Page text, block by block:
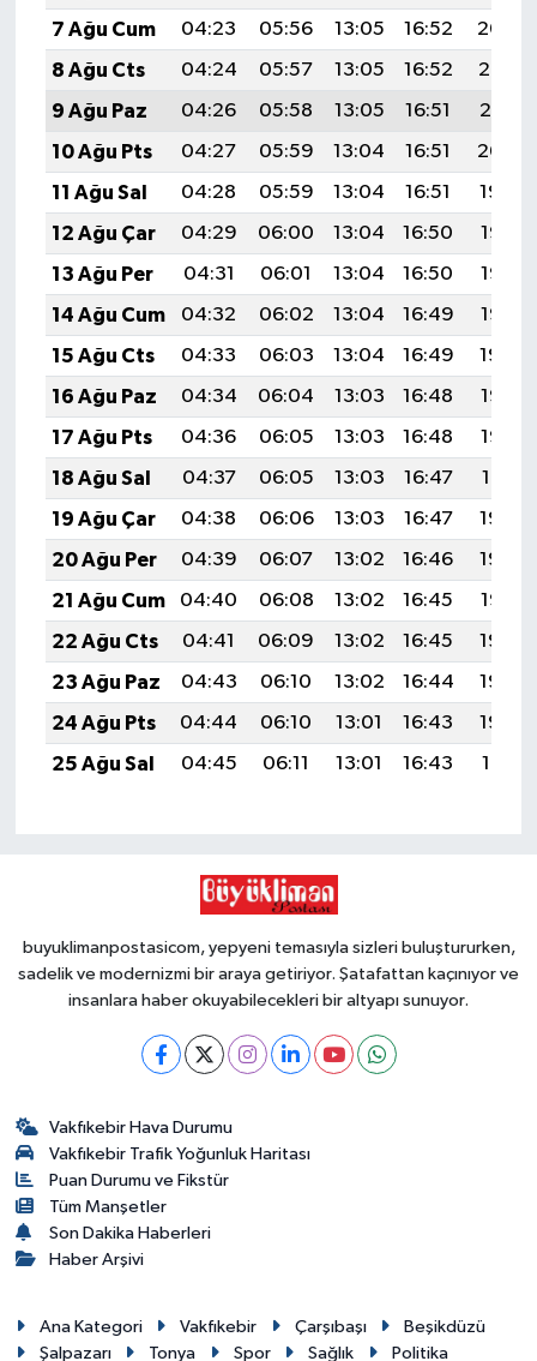
7 Ağu Cum
04:23 05:56 13:05 16:52
20:04
8 Ağu Cts
04:24 05:57 13:05 16:52
20:02
9 Ağu Paz
04:26 05:58 13:05 16:51
20:01
10 Ağu Pts
04:27 05:59 13:04 16:51
20:00
11 Ağu Sal
04:28 05:59 13:04 16:51
19:59
12 Ağu Çar
04:29 06:00 13:04 16:50
19:58
13 Ağu Per
04:31 06:01 13:04 16:50
19:57
14 Ağu Cum
04:32 06:02 13:04 16:49
19:56
15 Ağu Cts
04:33 06:03 13:04 16:49
19:54
16 Ağu Paz
04:34 06:04 13:03 16:48
19:53
17 Ağu Pts
04:36 06:05 13:03 16:48
19:52
18 Ağu Sal
04:37 06:05 13:03 16:47
19:51
19 Ağu Çar
04:38 06:06 13:03 16:47
19:49
20 Ağu Per
04:39 06:07 13:02 16:46
19:48
21 Ağu Cum
04:40 06:08 13:02 16:45
19:47
22 Ağu Cts
04:41 06:09 13:02 16:45
19:45
23 Ağu Paz
04:43 06:10 13:02 16:44
19:44
24 Ağu Pts
04:44 06:10 13:01 16:43
19:43
25 Ağu Sal
04:45 06:11 13:01 16:43 19:41
buyuklimanpostasicom, yepyeni temasıyla sizleri buluştururken,
sadelik ve modernizmi bir araya getiriyor. Şatafattan kaçınıyor ve
insanlara haber okuyabilecekleri bir altyapı sunuyor.
Vakfıkebir Hava Durumu
Vakfıkebir Trafik Yoğunluk Haritası
Puan Durumu ve Fikstür
Tüm Manşetler
Son Dakika Haberleri
Haber Arşivi
Ana Kategori Vakfıkebir Çarşıbaşı
Beşikdüzü
Şalpazarı
Tonya Spor Sağlık Politika